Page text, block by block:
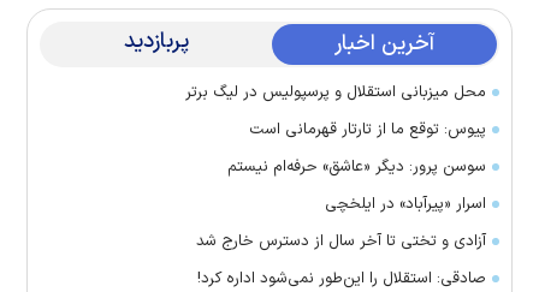
آخرین اخبار پربازدید
محل میزبانی استقلال و پرسپولیس در لیگ برتر
پیوس: توقع ما از تارتار قهرمانی است
سوسن پرور: دیگر «عاشق» حرفه‌ام نیستم
اسرار «پیرآباد» در ایلخچی
آزادی و تختی تا آخر سال از دسترس خارج شد
صادقی: استقلال را این‌طور نمی‌شود اداره کرد!